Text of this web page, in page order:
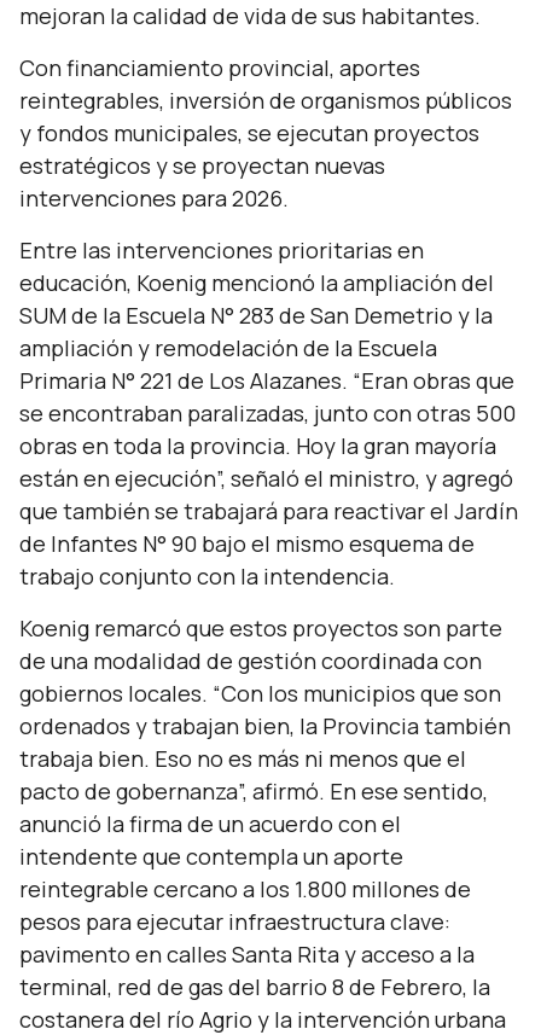
mejoran la calidad de vida de sus habitantes.
Con financiamiento provincial, aportes
reintegrables, inversión de organismos públicos
y fondos municipales, se ejecutan proyectos
estratégicos y se proyectan nuevas
intervenciones para 2026.
Entre las intervenciones prioritarias en
educación, Koenig mencionó la ampliación del
SUM de la Escuela N° 283 de San Demetrio y la
ampliación y remodelación de la Escuela
Primaria N° 221 de Los Alazanes. “Eran obras que
se encontraban paralizadas, junto con otras 500
obras en toda la provincia. Hoy la gran mayoría
están en ejecución”, señaló el ministro, y agregó
que también se trabajará para reactivar el Jardín
de Infantes N° 90 bajo el mismo esquema de
trabajo conjunto con la intendencia.
Koenig remarcó que estos proyectos son parte
de una modalidad de gestión coordinada con
gobiernos locales. “Con los municipios que son
ordenados y trabajan bien, la Provincia también
trabaja bien. Eso no es más ni menos que el
pacto de gobernanza”, afirmó. En ese sentido,
anunció la firma de un acuerdo con el
intendente que contempla un aporte
reintegrable cercano a los 1.800 millones de
pesos para ejecutar infraestructura clave:
pavimento en calles Santa Rita y acceso a la
terminal, red de gas del barrio 8 de Febrero, la
costanera del río Agrio y la intervención urbana